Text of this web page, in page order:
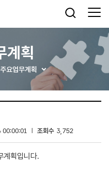
계획
주요업무계획
조회수 3,752
계획입니다.